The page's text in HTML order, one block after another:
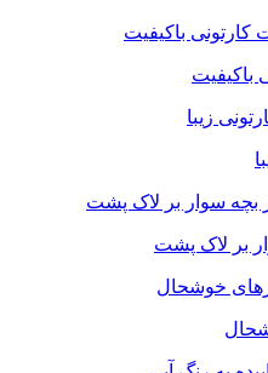
باکیفیت
بر لاک پشت